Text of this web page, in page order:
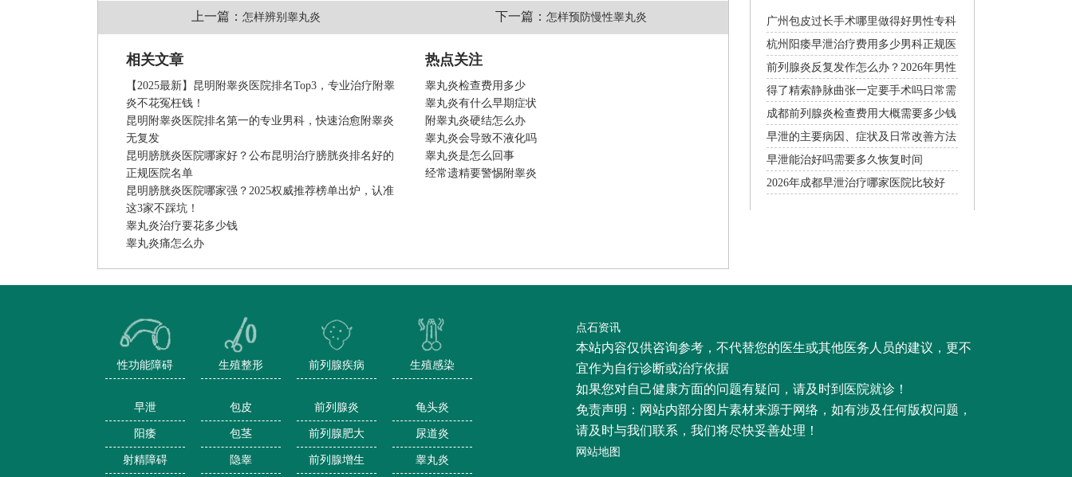
上一篇： 怎样辨别睾丸炎 下一篇： 怎样预防慢性睾丸炎
相关文章
【2025最新】昆明附睾炎医院排名Top3，专业治疗附睾
炎不花冤枉钱！
昆明附睾炎医院排名第一的专业男科，快速治愈附睾炎
无复发
昆明膀胱炎医院哪家好？公布昆明治疗膀胱炎排名好的
正规医院名单
昆明膀胱炎医院哪家强？2025权威推荐榜单出炉，认准
这3家不踩坑！
睾丸炎治疗要花多少钱
睾丸炎痛怎么办
热点关注
睾丸炎检查费用多少
睾丸炎有什么早期症状
附睾丸炎硬结怎么办
睾丸炎会导致不液化吗
睾丸炎是怎么回事
经常遗精要警惕附睾炎
广州包皮过长手术哪里做得好男性专科
医院口碑排行
杭州阳痿早泄治疗费用多少男科正规医
院排名推荐
前列腺炎反复发作怎么办？2026年男性
日常护理与科学治疗方法
得了精索静脉曲张一定要手术吗日常需
要注意什么
成都前列腺炎检查费用大概需要多少钱
早泄的主要病因、症状及日常改善方法
早泄能治好吗需要多久恢复时间
2026年成都早泄治疗哪家医院比较好
性功能障碍
早泄
阳痿
射精障碍
生殖整形
包皮
包茎
隐睾
前列腺疾病
前列腺炎
前列腺肥大
前列腺增生
生殖感染
龟头炎
尿道炎
睾丸炎
点石资讯
本站内容仅供咨询参考，不代替您的医生或其他医务人员的建议，更不
宜作为自行诊断或治疗依据
如果您对自己健康方面的问题有疑问，请及时到医院就诊！
免责声明：网站内部分图片素材来源于网络，如有涉及任何版权问题，
请及时与我们联系，我们将尽快妥善处理！
网站地图